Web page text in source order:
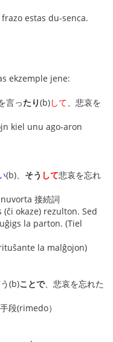
estas du-senca.
ekzemple jene:
言ったり(b)して 、悲哀を
kiel unu ago-aron
(b)、 そう して悲哀を忘れ
接続詞
okaze) rezulton. Sed
la parton. (Tiel
la malĝojon)
(b)ことで、悲哀を忘れた
段(rimedo）